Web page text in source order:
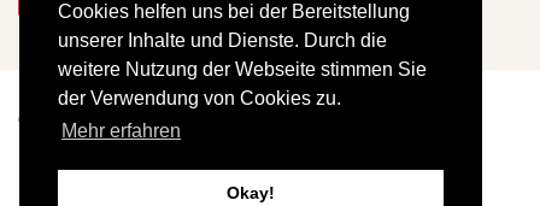
Cookies helfen uns bei der Bereitstellung
unserer Inhalte und Dienste. Durch die
weitere Nutzung der Webseite stimmen Sie
der Verwendung von Cookies zu.
Mehr erfahren
Okay!
© Copyright 2025
Impressum Rechtliche Hinweise